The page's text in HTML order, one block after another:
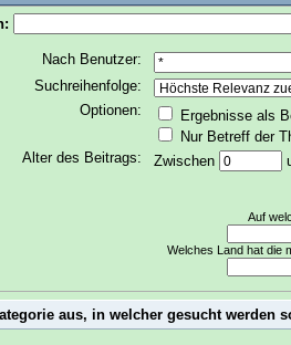
Nach Benutzer:
Suchreihenfolge:
Optionen:
Ergebnisse als
Nur Betreff der
Alter des Beitrags:
Zwischen
Auf
Welches Land hat die
aus, in welcher gesucht werden